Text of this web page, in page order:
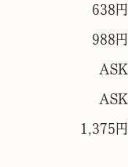
638円
988円
ASK
ASK
1,375円